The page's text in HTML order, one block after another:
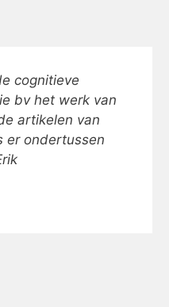
cognitieve
bv het werk van
artikelen van
er ondertussen